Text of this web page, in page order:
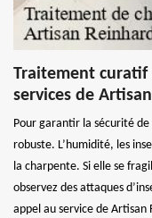
Traitement curatif
services de
Pour garantir la sécurité
robuste. L’humidité, les
la charpente. Si elle se
observez des attaques
appel au service de Artisan